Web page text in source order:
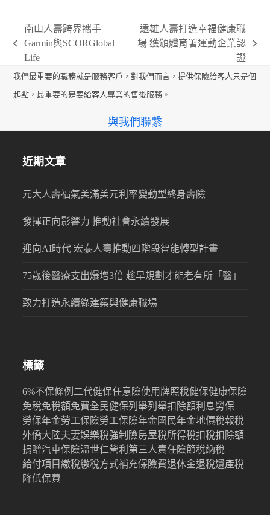
previous
post:
南山人壽跨界攜手
Garmin與SCORGlobal
Life
next
遠雄人壽打造幸福健康職
場 獲頒體育署運動企業認
證
我們最重要的職務就是服務客戶，對我們而言，提供保險給客人只是個
起點，最重要的是要給客人專業的售後服務。
與我們聯繫
近期文章
元大人壽福氣美滿美元利率變動型終身壽險
發揮正向影響力 推動社會永續發展
迎向AI時代 宏泰人壽推動四階段智能轉型計畫
75歲後醫療支出爆增3倍 趁早規劃才能老有所「醫」
致力打造永續綠建築與健康職場
標籤
6%不保條例 二代健保任意險使用牌照稅健保健康保險
免稅免稅額免費全民健保列舉列舉扣除額利息勞保
勞保年金勞工保險勞工保險年金國民年金地價稅報稅
外僑大陸夫妻娛樂稅強制險房屋稅所得稅扣稅扣除額
捐贈汽車保險溫世仁營利 第三人責任險節稅納稅
給付項目繳稅繳稅方式補充保險費退休金退稅遺產稅
降低保費